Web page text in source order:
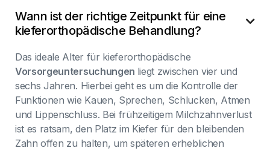
Wann ist der richtige Zeitpunkt für eine
kieferorthopädische Behandlung?

Das ideale Alter für kieferorthopädische
Vorsorgeuntersuchungen liegt zwischen vier und
sechs Jahren. Hierbei geht es um die Kontrolle der
Funktionen wie Kauen, Sprechen, Schlucken, Atmen
und Lippenschluss. Bei frühzeitigem Milchzahnverlust
ist es ratsam, den Platz im Kiefer für den bleibenden
Zahn offen zu halten, um späteren erheblichen